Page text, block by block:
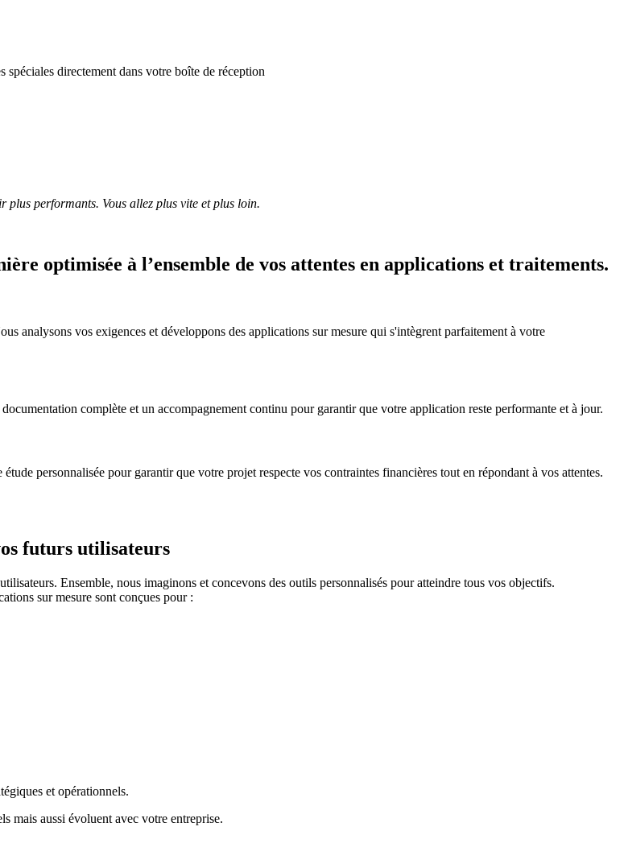
directement dans votre boîte de réception
plus performants. Vous allez plus vite et plus loin.
optimisée à l’ensemble de vos attentes en applications et traitements.
analysons vos exigences et développons des applications sur mesure qui s'intègrent parfaitement à votre
complète et un accompagnement continu pour garantir que votre application reste performante et à jour.
personnalisée pour garantir que votre projet respecte vos contraintes financières tout en répondant à vos attentes.
futurs utilisateurs
Ensemble, nous imaginons et concevons des outils personnalisés pour atteindre tous vos objectifs.
sur mesure sont conçues pour :
et opérationnels.
mais aussi évoluent avec votre entreprise.